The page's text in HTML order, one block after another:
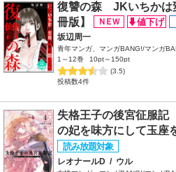
復讐の森 JKいちかは
冊版】
坂辺周一
青年マンガ、マンガBANG!/マンガ
1～12巻
10pt～150pt
(3.5)
投稿数4件
失格王子の後宮征服
の妃を味方にして玉座
レオナールD / ウル